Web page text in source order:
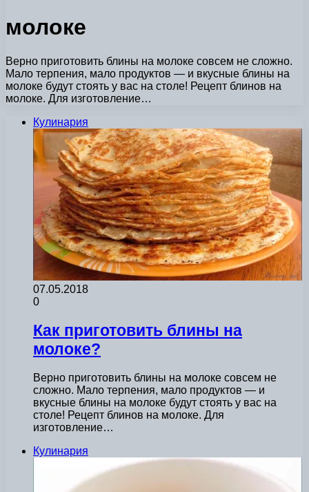
молоке
Верно приготовить блины на молоке совсем не сложно.
Мало терпения, мало продуктов — и вкусные блины на
молоке будут стоять у вас на столе! Рецепт блинов на
молоке. Для изготовление…
Кулинария
07.05.2018
0
Как приготовить блины на
молоке?
Верно приготовить блины на молоке совсем не
сложно. Мало терпения, мало продуктов — и
вкусные блины на молоке будут стоять у вас на
столе! Рецепт блинов на молоке. Для
изготовление…
Кулинария